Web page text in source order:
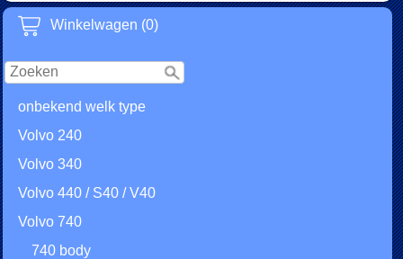
Winkelwagen (0)
onbekend welk type
Volvo 240
Volvo 340
Volvo 440 / S40 / V40
Volvo 740
740 body